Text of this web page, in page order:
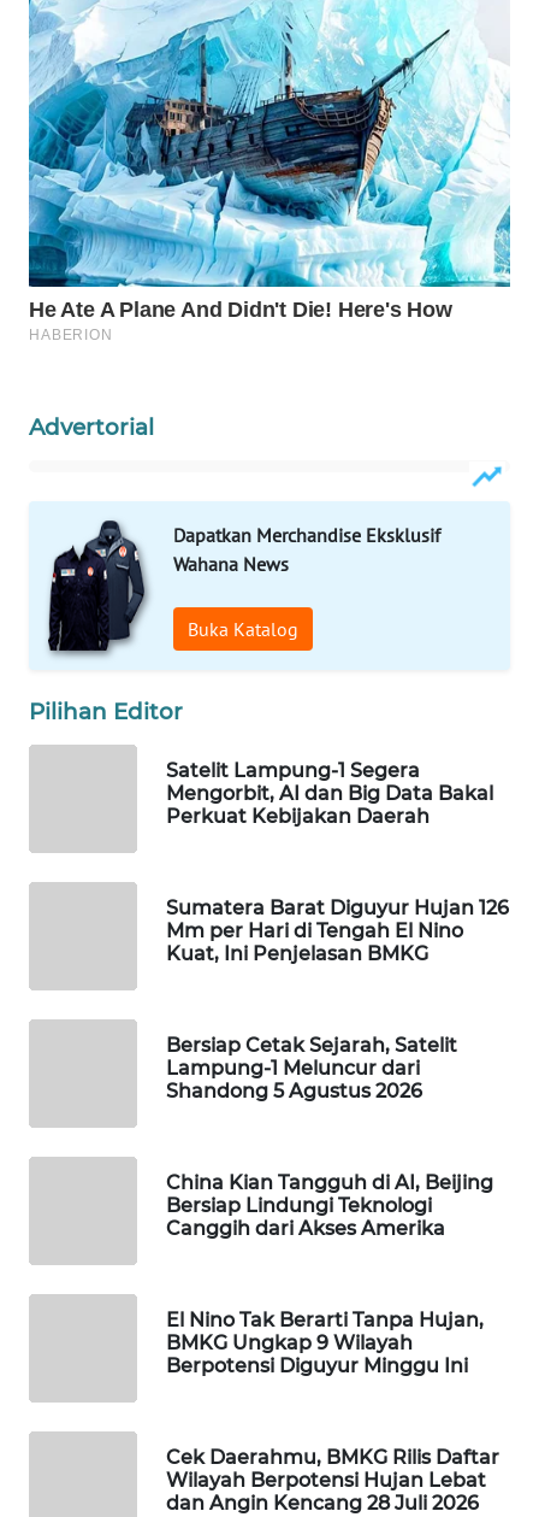
Advertorial
Dapatkan Merchandise Eksklusif
Wahana News
Buka Katalog
Pilihan Editor
Satelit Lampung-1 Segera
Mengorbit, AI dan Big Data Bakal
Perkuat Kebijakan Daerah
Sumatera Barat Diguyur Hujan 126
Mm per Hari di Tengah El Nino
Kuat, Ini Penjelasan BMKG
Bersiap Cetak Sejarah, Satelit
Lampung-1 Meluncur dari
Shandong 5 Agustus 2026
China Kian Tangguh di AI, Beijing
Bersiap Lindungi Teknologi
Canggih dari Akses Amerika
El Nino Tak Berarti Tanpa Hujan,
BMKG Ungkap 9 Wilayah
Berpotensi Diguyur Minggu Ini
Cek Daerahmu, BMKG Rilis Daftar
Wilayah Berpotensi Hujan Lebat
dan Angin Kencang 28 Juli 2026
WAHANA
NEWS
WAHANA
TANI
WAHANA
ADVOKAT
WAHANA
INFRASTRUKTUR
LISTRIK
WAHANA
TRAVEL
WAHANA
TV
WAHANANEWS
CO ID
PERSONA